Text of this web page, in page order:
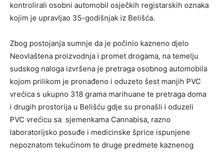
kontrolirali osobni automobil osječkih registarskih oznaka
kojim je upravljao 35-godišnjak iz Belišća.
Zbog postojanja sumnje da je počinio kazneno djelo
Neovlaštena proizvodnja i promet drogama, na temelju
sudskog naloga izvršena je pretraga osobnog automobila
kojom prilikom je pronađeno i oduzeto šest manjih PVC
vrećica s ukupno 318 grama marihuane te pretraga doma
i drugih prostorija u Belišću gdje su pronašli i oduzeli
PVC vrećicu sa sjemenkama Cannabisa, razno
laboratorijsko posuđe i medicinske šprice ispunjene
nepoznatom tekućinom te druge predmete kaznenog